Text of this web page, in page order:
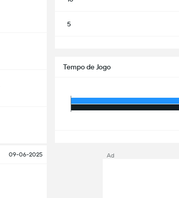
09-06-2025
5
Tempo de Jogo
Ad